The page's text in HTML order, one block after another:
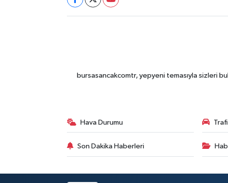
bursasancakcomtr, yepyeni temasıyla sizleri
Hava Durumu
Son Dakika Haberleri